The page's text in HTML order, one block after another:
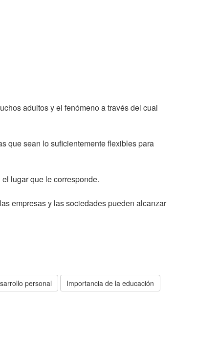
adultos y el fenómeno a través del cual
que sean lo suficientemente flexibles para
lugar que le corresponde.
empresas y las sociedades pueden alcanzar
personal
Importancia de la educación